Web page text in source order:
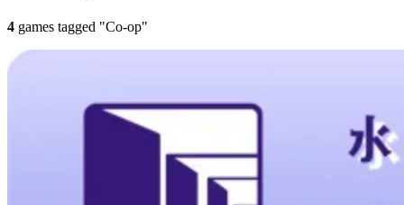
4 games tagged "Co-op"